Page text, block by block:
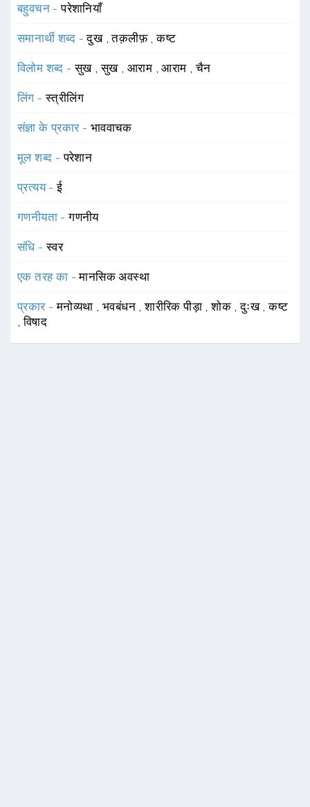
बहुवचन -परेशानियाँ
समानार्थी शब्द -दुख ,तक़लीफ़ ,कष्ट
विलोम शब्द -सुख ,सुख ,आराम ,आराम ,चैन
लिंग -स्त्रीलिंग
संज्ञा के प्रकार - भाववाचक
मूल शब्द -परेशान
प्रत्यय -ई
गणनीयता -गणनीय
संधि -स्वर
एक तरह का -मानसिक अवस्था
प्रकार -मनोव्यथा ,भवबंधन ,शारीरिक पीड़ा ,शोक ,दुःख ,कष्ट
,विषाद